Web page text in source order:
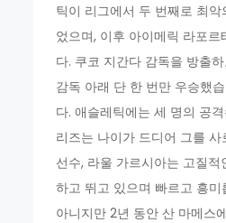
틱이 리그에서 두 번째로 최
었으며, 이후 아이메릭 라포르
다. 쿠코 지간다 감독을 방출
감독 아래 단 한 번만 우승했
다. 애슬레틱에는 세 명의 공
리즈는 나이가 드디어 그를
선수, 라울 가르시아는 고질
하고 뛰고 있으며 빠르고 흥
아니지만 2년 동안 산 마메스